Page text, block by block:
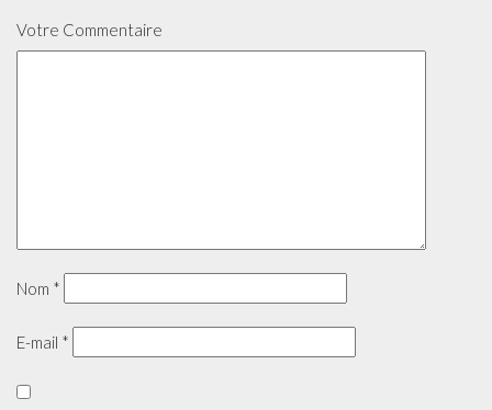
Votre Commentaire
Nom *
E-mail *